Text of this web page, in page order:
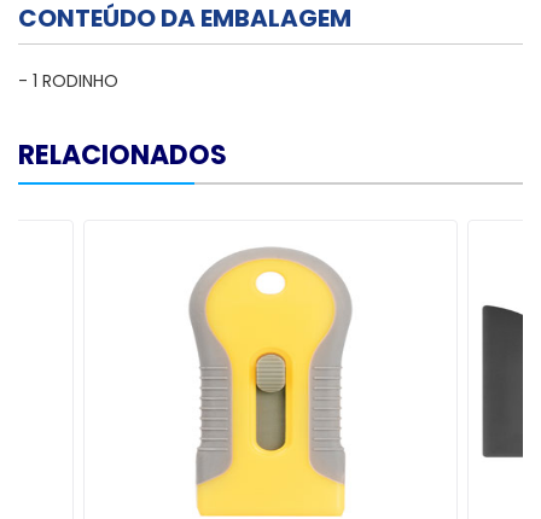
CONTEÚDO DA EMBALAGEM
- 1 RODINHO
RELACIONADOS